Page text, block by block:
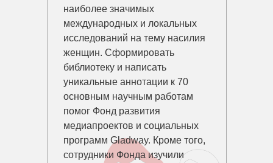
наиболее значимых
международных и локальных
исследований на тему насилия
женщин. Сформировать
библиотеку и написать
уникальные аннотации к 70
основным научным работам
помог Фонд развития
медиапроектов и социальных
программ Gladway. Кроме того,
сотрудники Фонда изучили